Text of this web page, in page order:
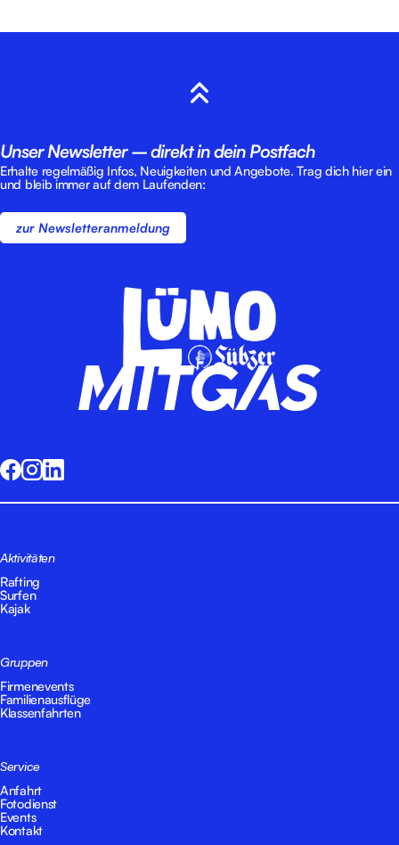
Unser Newsletter – direkt in dein Postfach
Erhalte regelmäßig Infos, Neuigkeiten und Angebote. Trag dich hier ein
und bleib immer auf dem Laufenden:
zur Newsletteranmeldung
Aktivitäten
Rafting
Surfen
Kajak
Gruppen
Firmenevents
Familienausflüge
Klassenfahrten
Service
Anfahrt
Fotodienst
Events
Kontakt